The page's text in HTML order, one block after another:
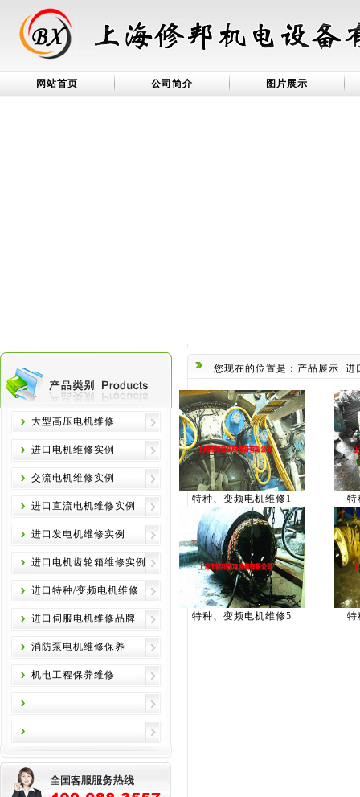
网站首页 公司简介 图片展示
大型高压电机维修
进口电机维修实例
交流电机维修实例
进口直流电机维修实例
进口发电机维修实例
进口电机齿轮箱维修实例
进口特种/变频电机维修
进口伺服电机维修品牌
消防泵电机维修保养
机电工程保养维修
您现在的位置是：产品展示 进
特种、变频电机维修1 特
特种、变频电机维修5 特